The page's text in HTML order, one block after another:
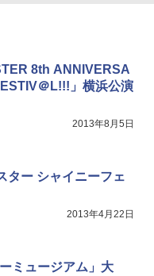
8th ANNIVERSA
＠L!!!」横浜公演
2013年8月5日
ター シャイニーフェ
2013年4月22日
ミュージアム」大